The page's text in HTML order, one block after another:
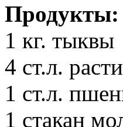
Продукты:
1 кг. тыквы
4 ст.л.
1 ст.л.
1 стакан